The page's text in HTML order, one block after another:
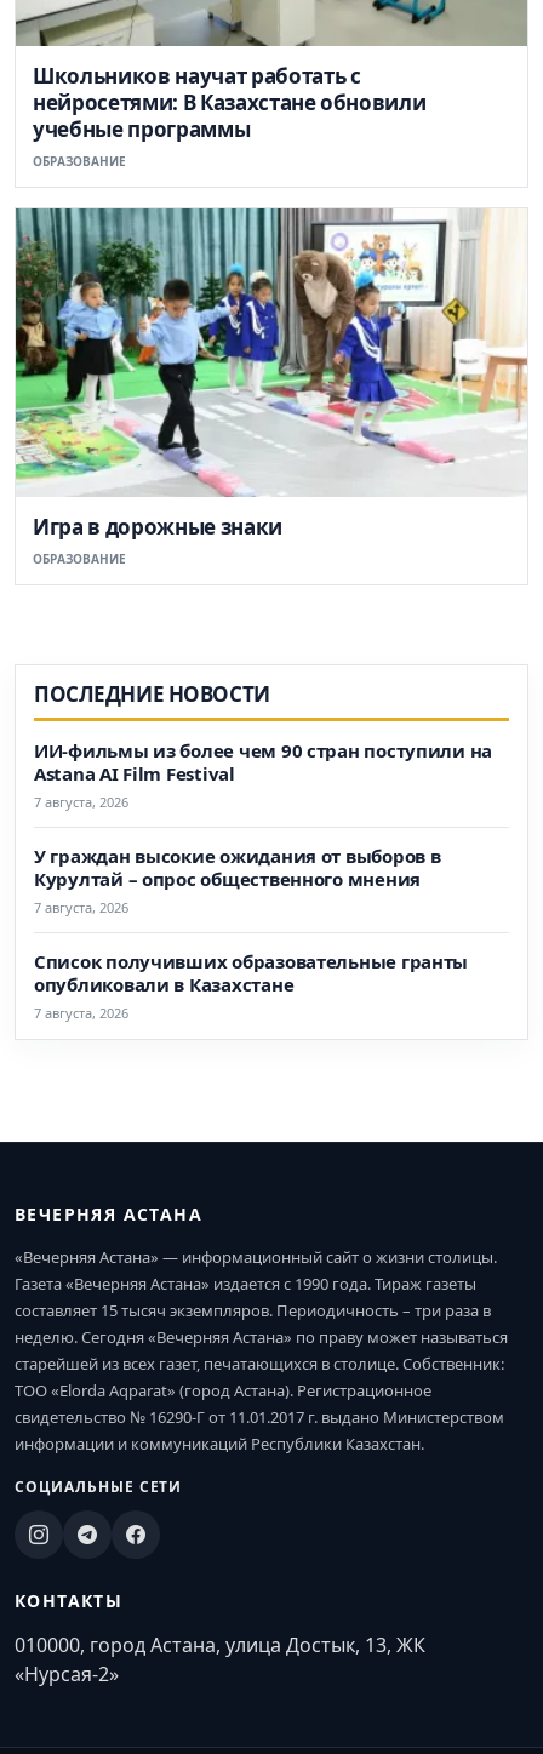
Школьников научат работать с
нейросетями: В Казахстане обновили
учебные программы
ОБРАЗОВАНИЕ
Игра в дорожные знаки
ОБРАЗОВАНИЕ
ПОСЛЕДНИЕ НОВОСТИ
ИИ-фильмы из более чем 90 стран поступили на
Astana AI Film Festival
7 августа, 2026
У граждан высокие ожидания от выборов в
Курултай – опрос общественного мнения
7 августа, 2026
Список получивших образовательные гранты
опубликовали в Казахстане
7 августа, 2026
ВЕЧЕРНЯЯ АСТАНА
«Вечерняя Астана» — информационный сайт о жизни столицы.
Газета «Вечерняя Астана» издается с 1990 года. Тираж газеты
составляет 15 тысяч экземпляров. Периодичность – три раза в
неделю. Сегодня «Вечерняя Астана» по праву может называться
старейшей из всех газет, печатающихся в столице. Собственник:
ТОО «Elorda Aqparat» (город Астана). Регистрационное
свидетельство № 16290-Г от 11.01.2017 г. выдано Министерством
информации и коммуникаций Республики Казахстан.
СОЦИАЛЬНЫЕ СЕТИ
КОНТАКТЫ
010000, город Астана, улица Достык, 13, ЖК
«Нурсая-2»